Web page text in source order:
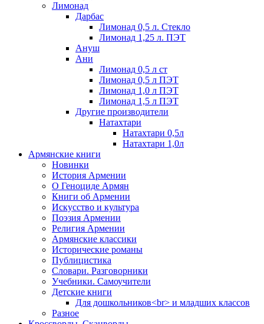
Лимонад
Дарбас
Лимонад 0,5 л. Стекло
Лимонад 1,25 л. ПЭТ
Ануш
Ани
Лимонад 0,5 л ст
Лимонад 0,5 л ПЭТ
Лимонад 1,0 л ПЭТ
Лимонад 1,5 л ПЭТ
Другие производители
Натахтари
Натахтари 0,5л
Натахтари 1,0л
Армянские книги
Новинки
История Армении
О Геноциде Армян
Книги об Армении
Иcкусство и культура
Поэзия Армении
Религия Армении
Армянские классики
Исторические романы
Публицистика
Словари. Разговорники
Учебники. Самоучители
Детские книги
Для дошкольников<br> и младших классов
Разное